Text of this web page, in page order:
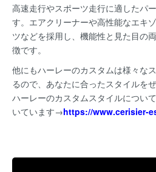
高速走行やスポーツ走行に適したパ
す。エアクリーナーや高性能なエキ
ツなどを採用し、機能性と見た目の
徴です。
他にもハーレーのカスタムは様々な
るので、あなたに合ったスタイルを
ハーレーのカスタムスタイルについ
いています→https://www.cerisier-